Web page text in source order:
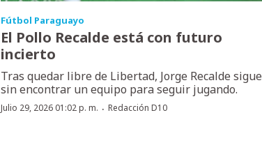
Fútbol Paraguayo
El Pollo Recalde está con futuro
incierto
Tras quedar libre de Libertad, Jorge Recalde sigue
sin encontrar un equipo para seguir jugando.
Julio 29, 2026 01:02 p. m. ·Redacción D10